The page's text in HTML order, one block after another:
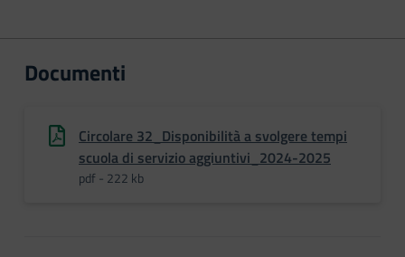
Documenti
Circolare 32_Disponibilità a svolgere tempi
scuola di servizio aggiuntivi_2024-2025
pdf - 222 kb